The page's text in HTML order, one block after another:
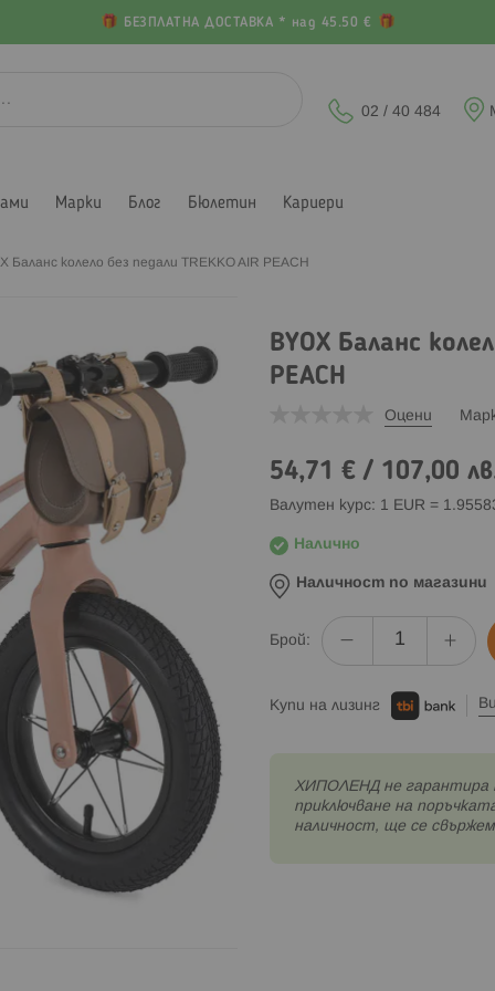
БЕЗПЛАТНА ДОСТАВКА * над 45.50 €
02 / 40 484
Марки Блог Бюлетин Кариери
Баланс колело без педали TREKKO AIR PEACH
BYOX Баланс
PEACH
Оцени
54,71 €/ 107,00
Валутен курс: 1 EUR =
Налично
Наличност по магазини
Брой:
Купи на лизинг
XИПОЛЕНД не гарантира
приключване на
наличност, ще се